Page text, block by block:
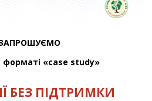
форматі «case study»
БЕЗ ПІДТРИМКИ